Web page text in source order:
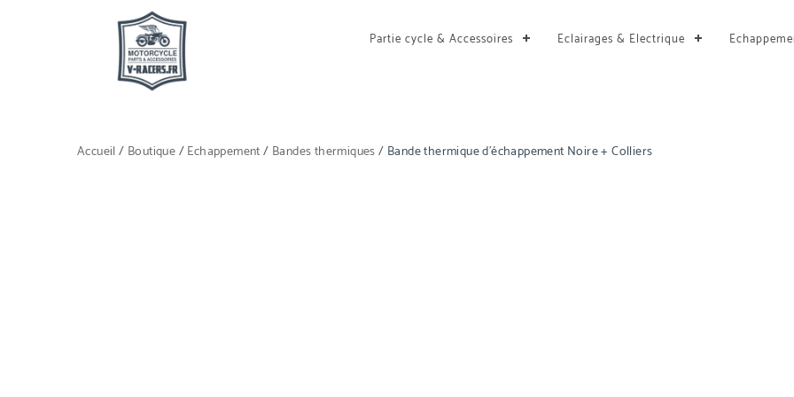
Partie cycle & Accessoires Eclairages & Electrique
Accueil / Boutique/Echappement/ Bandes thermiques/ Bande thermique d’échappement Noire + Colliers